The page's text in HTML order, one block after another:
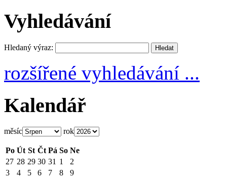
Vyhledávání
Hledaný výraz:
rozšířené vyhledávání ...
Kalendář
měsíc rok
Po Út St Čt Pá So Ne
27 28 29 30 31 1
2
3
4 5 6 7 8
9